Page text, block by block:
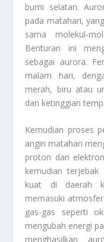
bumi selatan.
pada matahari,
sama molekul-
Benturan ini
sebagai aurora.
malam hari,
merah, biru atau
dan ketinggian
Kemudian proses
angin matahari
proton dan
kemudian
kuat di daerah
memasuki
gas-gas seperti
mengubah energi
menghasilkan